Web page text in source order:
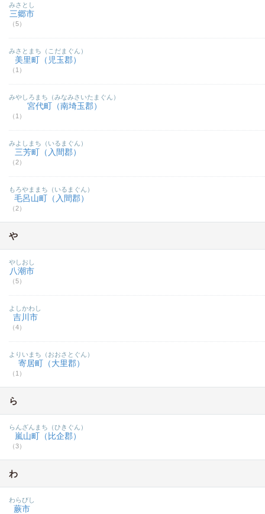
三郷市
（5）
みさとし
美里町（児玉郡）
（1）
みさとまち（こだまぐん）
宮代町（南埼玉郡）
（1）
みやしろまち（みなみさいたまぐん）
三芳町（入間郡）
（2）
みよしまち（いるまぐん）
毛呂山町（入間郡）
（2）
もろやままち（いるまぐん）
や
八潮市
（5）
やしおし
吉川市
（4）
よしかわし
寄居町（大里郡）
（1）
よりいまち（おおさとぐん）
ら
嵐山町（比企郡）
（3）
らんざんまち（ひきぐん）
わ
蕨市
わらびし